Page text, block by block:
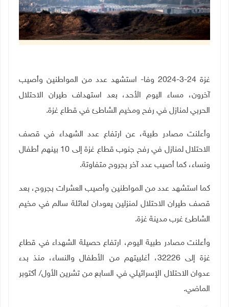
غزة 24-3-2024 وفا- استشهد عدد من المواطنين وأصيب
آخرون، مساء اليوم الأحد، بعد استهداف طيران الاحتلال
الحربي لمنازل في رفح ومخيم الشاطئ في قطاع غزة.
وأعلنت مصادر طبية، عن ارتفاع عدد الشهداء في قصف
الاحتلال لمنازل في رفح جنوب قطاع غزة إلى 10 بينهم أطفال
ونساء، كما أصيب عدد آخر بجروح متفاوتة.
كما استشهد عدد من المواطنين وأصيب العشرات بجروح، بعد
قصف طيران الاحتلال لمنزلين يعودان لعائلة سالم في مخيم
الشاطئ غرب مدينة غزة.
وأعلنت مصادر طبية اليوم، ارتفاع حصيلة الشهداء في قطاع
غزة إلى 32226، أغلبيتهم من الأطفال والنساء، منذ بدء
عدوان الاحتلال الإسرائيلي في السابع من تشرين الأول/ أكتوبر
الماضي.